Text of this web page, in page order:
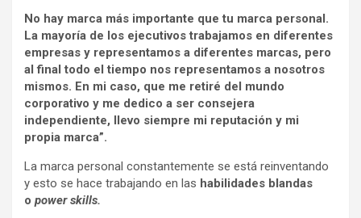
No hay marca más importante que tu marca personal.
La mayoría de los ejecutivos trabajamos en diferentes
empresas y representamos a diferentes marcas, pero
al final todo el tiempo nos representamos a nosotros
mismos. En mi caso, que me retiré del mundo
corporativo y me dedico a ser consejera
independiente, llevo siempre mi reputación y mi
propia marca”.
La marca personal constantemente se está reinventando
y esto se hace trabajando en las habilidades blandas
o power skills.